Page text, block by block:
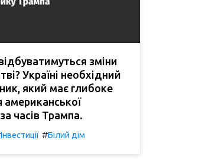
зміни
Україні необхідний
який має глибоке
американської
часів Трампа.
Інвестиції #Білий дім